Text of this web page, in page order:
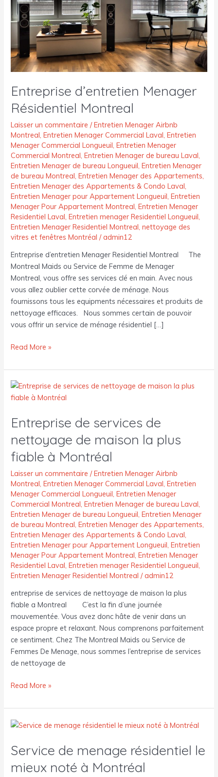
Entreprise d’entretien Menager
Résidentiel Montreal
Laisser un commentaire /Entretien Menager Airbnb
Montreal ,Entretien Menager Commercial Laval ,Entretien
Menager Commercial Longueuil ,Entretien Menager
Commercial Montreal ,Entretien Menager de bureau Laval
Entretien Menager de bureau Longueuil ,Entretien Menager
de bureau Montreal ,Entretien Menager des Appartements
Entretien Menager des Appartements & Condo Laval
Entretien Menager pour Appartement Longueuil ,Entretien
Menager Pour Appartement Montreal ,Entretien Menager
Residentiel Laval ,Entretien menager Residentiel Longueuil
Entretien Menager Residentiel Montreal ,nettoyage des
vitres et fenêtres Montréal /admin12
Entreprise d’entretien Menager Residentiel Montreal The
Montreal Maids ou Service de Femme de Menager
Montreal, vous offre ses services clé en main. Avec nous
vous allez oublier cette corvée de ménage. Nous
fournissons tous les equipments nécessaires et produits de
nettoyage efficaces. Nous sommes certain de pouvoir
vous offrir un service de ménage résidentiel […]
Read More »
Entreprise de services de
nettoyage de maison la plus
fiable à Montréal
Laisser un commentaire /Entretien Menager Airbnb
Montreal ,Entretien Menager Commercial Laval ,Entretien
Menager Commercial Longueuil ,Entretien Menager
Commercial Montreal ,Entretien Menager de bureau Laval
Entretien Menager de bureau Longueuil ,Entretien Menager
de bureau Montreal ,Entretien Menager des Appartements
Entretien Menager des Appartements & Condo Laval
Entretien Menager pour Appartement Longueuil ,Entretien
Menager Pour Appartement Montreal ,Entretien Menager
Residentiel Laval ,Entretien menager Residentiel Longueuil
Entretien Menager Residentiel Montreal /admin12
entreprise de services de nettoyage de maison la plus
fiable a Montreal C’est la fin d’une journée
mouvementée. Vous avez donc hâte de venir dans un
espace propre et relaxant. Nous comprenons parfaitement
ce sentiment. Chez The Montreal Maids ou Service de
Femmes De Menage, nous sommes l’entreprise de services
de nettoyage de
Entreprise
de
de
nettoyage
de
maison
plus
fiable
à
Montréal
Read More »
Service de menage résidentiel le
mieux noté à Montréal
Service
menage
le